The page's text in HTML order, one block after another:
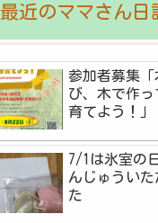
最近のママさん日
参加者募集「
び、木で作っ
育てよう！」
7/1は氷室の
んじゅういた
た